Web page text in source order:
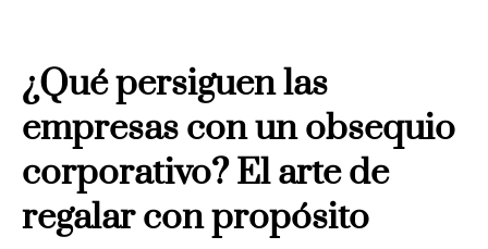
¿Qué persiguen las
empresas con un obsequio
corporativo? El arte de
regalar con propósito